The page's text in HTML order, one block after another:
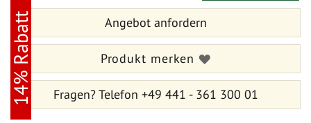
14% Rabatt
Bildergalerie
springen
Bildergalerie
springen
Angebot anfordern
Produkt merken
Fragen?Telefon +49 441 - 361 300 01